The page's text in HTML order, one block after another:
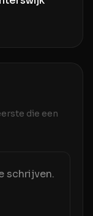
die een
schrijven.